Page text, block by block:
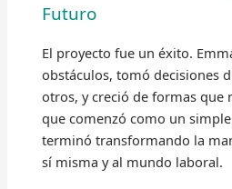
Futuro
El proyecto fue un éxito.
obstáculos, tomó decisiones
otros, y creció de formas que
que comenzó como un
terminó transformando la
sí misma y al mundo laboral.